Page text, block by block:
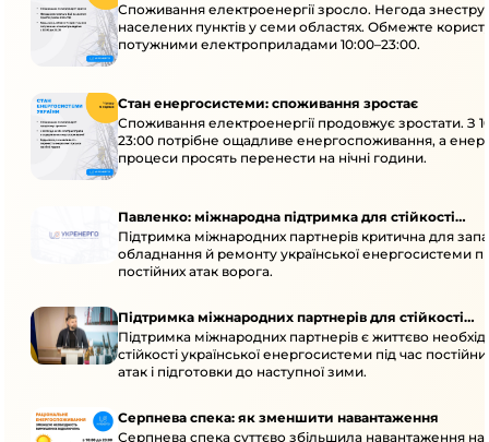
Споживання електроенергії зросло. Негода
населених пунктів у семи областях. Обмежте
потужними електроприладами 10:00–23:00.
Стан енергосистеми: споживання зростає
Споживання електроенергії продовжує зростати. З
23:00 потрібне ощадливе енергоспоживання, а
процеси просять перенести на нічні години.
Павленко: міжнародна підтримка для стійкості
енергосистеми
Підтримка міжнародних партнерів критична для
обладнання й ремонту української енергосистеми
постійних атак ворога.
Підтримка міжнародних партнерів для стійкості
енергосистеми
Підтримка міжнародних партнерів є життєво
стійкості української енергосистеми під час
атак і підготовки до наступної зими.
Серпнева спека: як зменшити навантаження
Серпнева спека суттєво збільшила навантаження на